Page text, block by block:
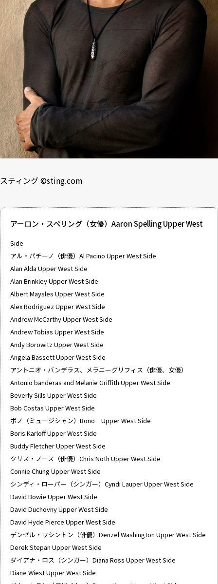
スティング ©sting.com
アーロン・スペリング（女優）Aaron Spelling Upper West
Side
アル・パチーノ（俳優）Al Pacino Upper West Side
Alan Alda Upper West Side
Alan Brinkley Upper West Side
Albert Maysles Upper West Side
Alex Rodriguez Upper West Side
Andrew McCarthy Upper West Side
Andrew Tobias Upper West Side
Andy Borowitz Upper West Side
Angela Bassett Upper West Side
アントニオ・バンデラス、メラニーグリフィス（俳優、女優）
Antonio banderas and Melanie Griffith Upper West Side
Beverly Sills Upper West Side
Bob Costas Upper West Side
ボノ（ミュージシャン）Bono Upper West Side
Boris Karloff Upper West Side
Buddy Fletcher Upper West Side
クリス・ノース（俳優）Chris Noth Upper West Side
Connie Chung Upper West Side
シンディ・ローパー（シンガー）Cyndi Lauper Upper West Side
David Bowie Upper West Side
David Duchovny Upper West Side
David Hyde Pierce Upper West Side
デンゼル・ワシントン（俳優）Denzel Washington Upper West Side
Derek Stepan Upper West Side
ダイアナ・ロス（シンガー）Diana Ross Upper West Side
Diane Wiest Upper West Side